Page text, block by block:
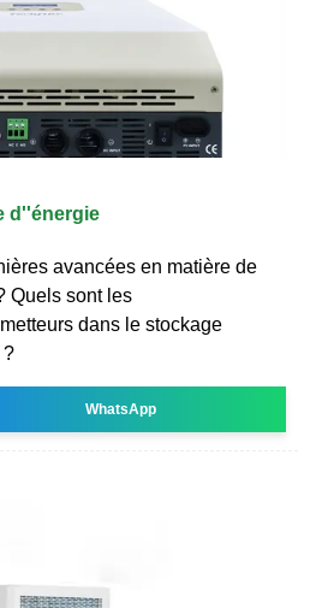
d''énergie
avancées en matière de
Quels sont les
dans le stockage
?
WhatsApp